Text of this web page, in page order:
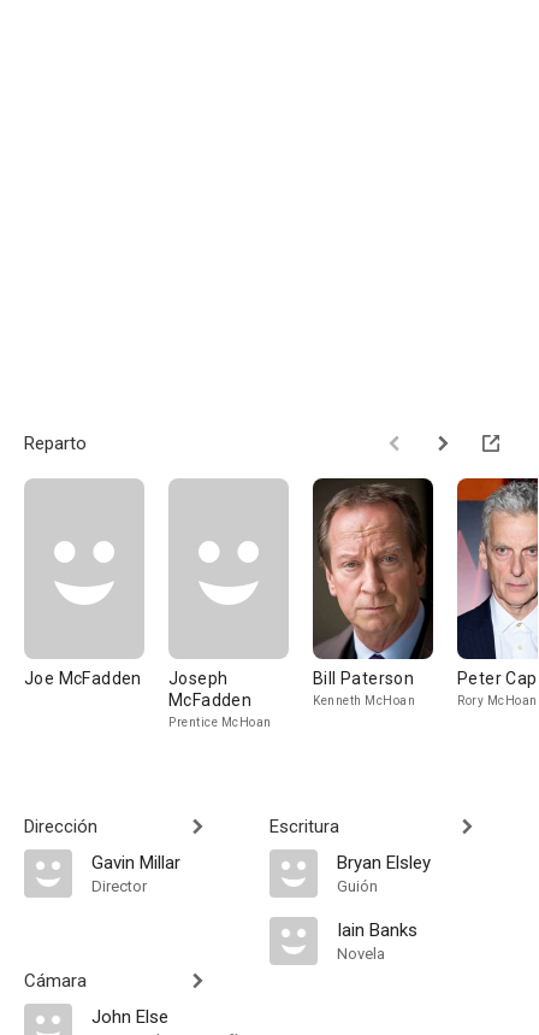
Reparto
Joe McFadden
Joseph
McFadden
Prentice McHoan
Bill Paterson
Kenneth McHoan
Peter
Rory McHoan
Dirección
Gavin Millar
Director
Cámara
John Else
Escritura
Bryan Elsley
Guión
Iain Banks
Novela